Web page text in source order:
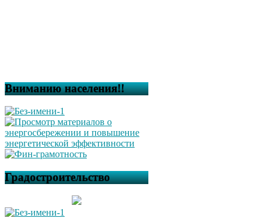
Вниманию населения!!
Градостроительство